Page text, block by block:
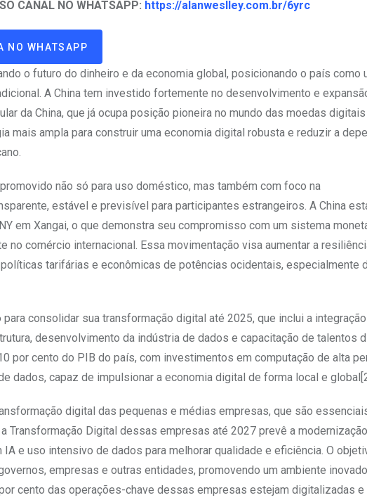
CANAL NO WHATSAPP: https://alanweslley.com.br/6yrc
NO WHATSAPP
o futuro do dinheiro e da economia global, posicionando o país como
A China tem investido fortemente no desenvolvimento e
da China, que já ocupa posição pioneira no mundo das moedas digitais
mais ampla para construir uma economia digital robusta e reduzir a
não só para uso doméstico, mas também com foco na
estável e previsível para participantes estrangeiros. A China
em Xangai, o que demonstra seu compromisso com um sistema
no comércio internacional. Essa movimentação visa aumentar a
tarifárias e econômicas de potências ocidentais, especialmente
consolidar sua transformação digital até 2025, que inclui a
desenvolvimento da indústria de dados e capacitação de talentos
por cento do PIB do país, com investimentos em computação de alta
dados, capaz de impulsionar a economia digital de forma local e
digital das pequenas e médias empresas, que são
Transformação Digital dessas empresas até 2027 prevê a
e uso intensivo de dados para melhorar qualidade e eficiência. O
empresas e outras entidades, promovendo um ambiente
cento das operações-chave dessas empresas estejam digitalizadas e